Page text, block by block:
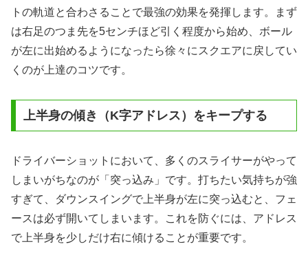
トの軌道と合わさることで最強の効果を発揮します。まず
は右足のつま先を5センチほど引く程度から始め、ボール
が左に出始めるようになったら徐々にスクエアに戻してい
くのが上達のコツです。
上半身の傾き（K字アドレス）をキープする
ドライバーショットにおいて、多くのスライサーがやって
しまいがちなのが「突っ込み」です。打ちたい気持ちが強
すぎて、ダウンスイングで上半身が左に突っ込むと、フェ
ースは必ず開いてしまいます。これを防ぐには、アドレス
で上半身を少しだけ右に傾けることが重要です。